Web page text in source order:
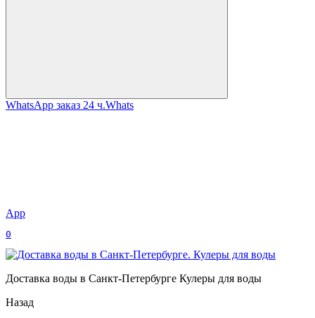
WhatsApp заказ 24 ч.Whats
App
0
Доставка воды в Санкт-Петербурге Кулеры для воды
Назад